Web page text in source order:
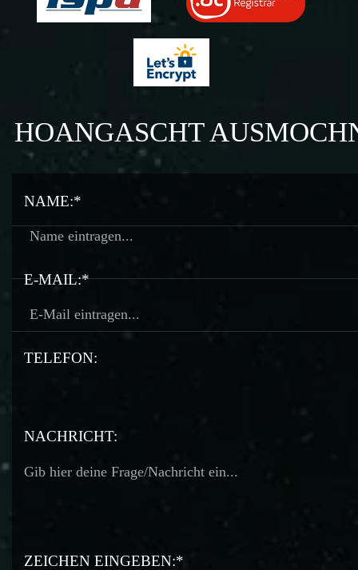
HOANGASCHT
NAME:*
E-MAIL:*
TELEFON:
TELEFON:
NACHRICHT:
ZEICHEN EINGEBEN:*